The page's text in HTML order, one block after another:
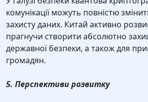
комунікації можуть повністю
захисту даних. Китай активно
прагнучи створити абсолютно
державної безпеки, а також для
громадян.
5. Перспективи розвитку